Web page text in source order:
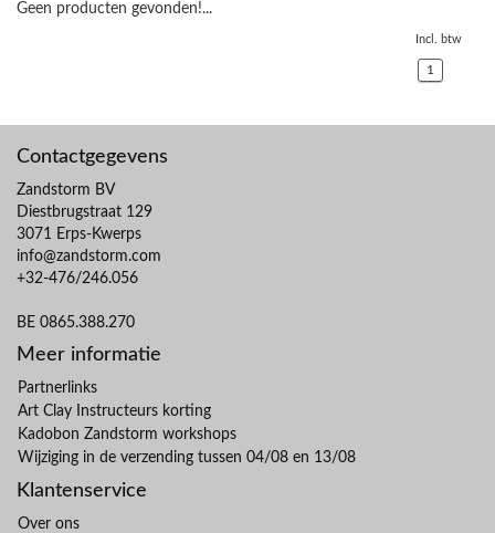
Geen producten gevonden!...
Incl. btw
1
Contactgegevens
Zandstorm BV
Diestbrugstraat 129
3071 Erps-Kwerps
info@zandstorm.com
+32-476/246.056
BE 0865.388.270
Meer informatie
Partnerlinks
Art Clay Instructeurs korting
Kadobon Zandstorm workshops
Wijziging in de verzending tussen 04/08 en 13/08
Klantenservice
Over ons